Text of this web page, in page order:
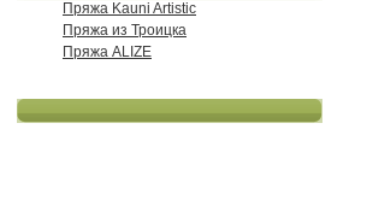
Пряжа Kauni Artistic
Пряжа из Троицка
Пряжа ALIZE